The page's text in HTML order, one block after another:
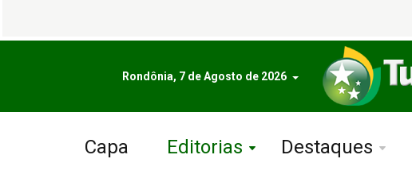
Rondônia, 7 de Agosto de 2026
Capa Editorias Destaques